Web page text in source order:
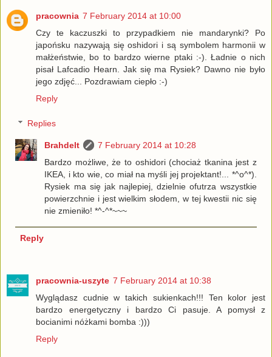
pracownia 7 February 2014 at 10:00
Czy te kaczuszki to przypadkiem nie mandarynki? Po
japońsku nazywają się oshidori i są symbolem harmonii w
małżeństwie, bo to bardzo wierne ptaki :-). Ładnie o nich
pisał Lafcadio Hearn. Jak się ma Rysiek? Dawno nie było
jego zdjęć... Pozdrawiam ciepło :-)
Reply
Replies
Brahdelt
7 February 2014 at 10:28
Bardzo możliwe, że to oshidori (chociaż tkanina jest z
IKEA, i kto wie, co miał na myśli jej projektant!... *^o^*).
Rysiek ma się jak najlepiej, dzielnie ofutrza wszystkie
powierzchnie i jest wielkim słodem, w tej kwestii nic się
nie zmieniło! *^-^*~~~
Reply
pracownia-uszyte 7 February 2014 at 10:38
Wyglądasz cudnie w takich sukienkach!!! Ten kolor jest
bardzo energetyczny i bardzo Ci pasuje. A pomysł z
bocianimi nóżkami bomba :)))
Reply